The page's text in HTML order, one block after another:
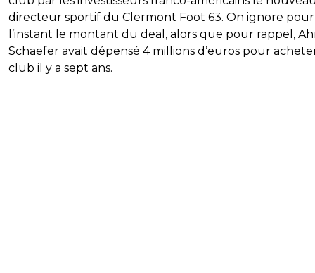
directeur sportif du Clermont Foot 63. On ignore pour
l’instant le montant du deal, alors que pour rappel,
Schaefer avait dépensé 4 millions d’euros pour
club il y a sept ans.